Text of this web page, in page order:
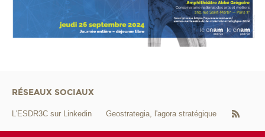
RÉSEAUX SOCIAUX
L'ESDR3C sur Linkedin Geostrategia, l'agora stratégique